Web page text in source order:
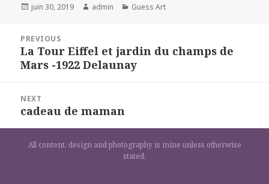
Posted
juin 30, 2019 Author
admin Categories
Guess Art
l’article
PREVIOUS
Previous
post:
La Tour Eiffel et jardin du champs de
Mars -1922 Delaunay
NEXT
Next
cadeau de maman
All content, design and photography is mine unless otherwise
stated.